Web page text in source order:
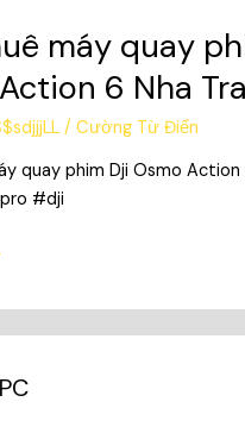
máy quay
6 Nha
/Cường Từ Điển
quay phim Dji Osmo Action
#dji